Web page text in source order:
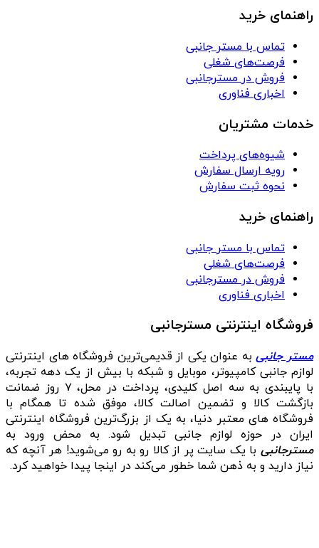
راهنمای خرید
تماس با مستر جانبی
فرصت‌های شغلی
فروش در مسترجانبی
اخباری فناوری
خدمات مشتریان
شیوه‌های پرداخت
رویه ارسال سفارش
نحوه ثبت سفارش
راهنمای خرید
تماس با مستر جانبی
فرصت‌های شغلی
فروش در مسترجانبی
اخباری فناوری
فروشگاه اینترنتی مسترجانبی
مستر جانبیبه عنوان یکی از قدیمی‌ترین فروشگاه های اینترنتی
لوازم جانبی کامپیوتر، موبایل و شبکه با بیش از یک دهه تجربه،
با پایبندی به سه اصل کلیدی، پرداخت در محل، ۷ روز ضمانت
بازگشت کالا و تضمین اصالت کالا، موفق شده تا همگام با
فروشگاه‌ های معتبر دنیا، به یک از بزرگ‌ترین فروشگاه اینترنتی
ایران در حوزه لوازم جانبی تبدیل شود. به محض ورود به
مسترجانبی با یک سایت پر از کالا رو به رو می‌شوید! هر آنچه که
نیاز دارید و به ذهن شما خطور می‌کند در اینجا پیدا خواهید کرد.